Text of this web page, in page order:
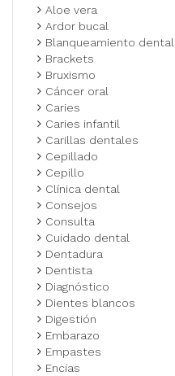
Aloe vera
Ardor bucal
Blanqueamiento dental
Brackets
Bruxismo
Cáncer oral
Caries
Caries infantil
Carillas dentales
Cepillado
Cepillo
Clínica dental
Consejos
Consulta
Cuidado dental
Dentadura
Dentista
Diagnóstico
Dientes blancos
Digestión
Embarazo
Empastes
Encías